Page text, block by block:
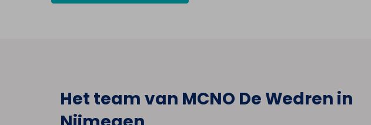
Het team van MCNO De Wedren in